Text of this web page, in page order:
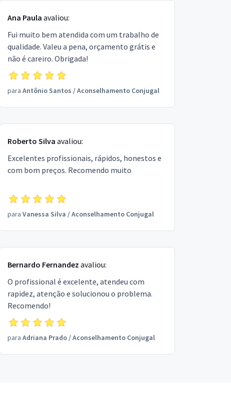
Ana Paula avaliou:
Fui muito bem atendida com um trabalho de
qualidade. Valeu a pena, orçamento grátis e
não é careiro. Obrigada!
para Antônio Santos /Aconselhamento Conjugal
Roberto Silva avaliou:
Excelentes profissionais, rápidos, honestos e
com bom preços. Recomendo muito
para Vanessa Silva /Aconselhamento Conjugal
Bernardo Fernandez avaliou:
O profissional é excelente, atendeu com
rapidez, atenção e solucionou o problema.
Recomendo!
para Adriana Prado/Aconselhamento Conjugal